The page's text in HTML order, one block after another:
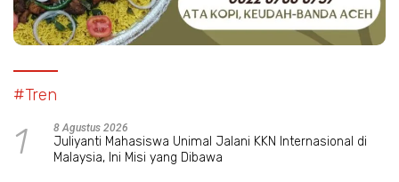
#Tren
1 8 Agustus 2026
Juliyanti Mahasiswa Unimal Jalani KKN Internasional di
Malaysia, Ini Misi yang Dibawa